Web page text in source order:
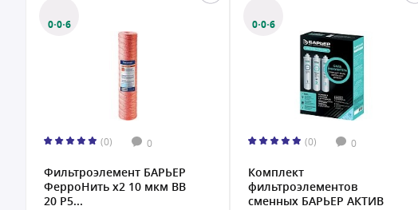
0·0·6
(0) 0
Фильтроэлемент БАРЬЕР
ФерроНить х2 10 мкм BB
20 Р5...
0·0·6
(0) 0
Комплект
фильтроэлементов
сменных БАРЬЕР АКТИВ